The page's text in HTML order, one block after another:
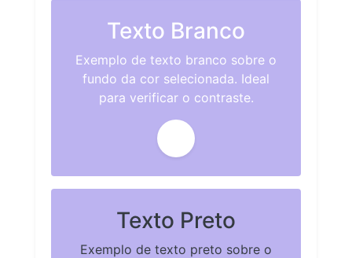
Texto Branco
Exemplo de texto branco sobre o
fundo da cor selecionada. Ideal
para verificar o contraste.
Texto Preto
Exemplo de texto preto sobre o